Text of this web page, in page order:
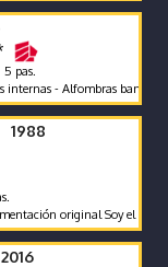
pas.
- Alfombras bandeja -
1988
original Soy el segundo